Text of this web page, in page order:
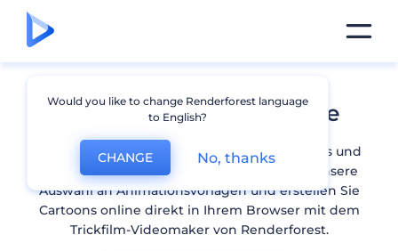
Cartoon erstellen Online
Erstellen Sie einprägsame Zeichentrickvideos und
entwickeln Sie Ihre Marke. Entdecken Sie unsere
Auswahl an Animationsvorlagen und erstellen Sie
Cartoons online direkt in Ihrem Browser mit dem
Trickfilm-Videomaker von Renderforest.
Would you like to change Renderforest language
to English?
CHANGE No, thanks